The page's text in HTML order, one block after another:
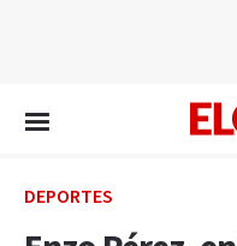
DEPORTES